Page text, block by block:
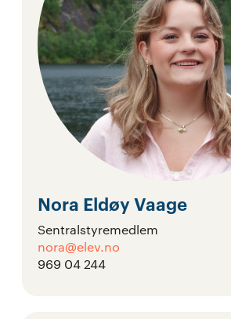
Nora Eldøy Vaage
Sentralstyremedlem
nora@elev.no
969 04 244